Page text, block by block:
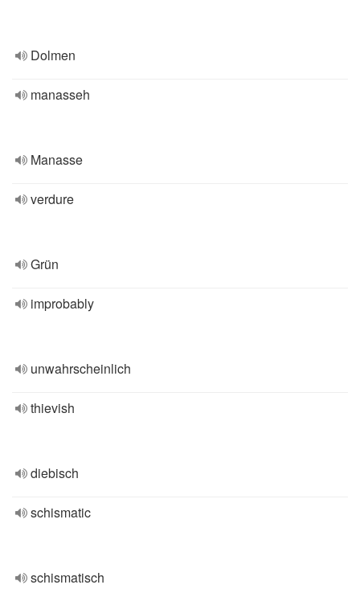
Dolmen
manasseh
Manasse
verdure
Grün
improbably
unwahrscheinlich
thievish
diebisch
schismatic
schismatisch